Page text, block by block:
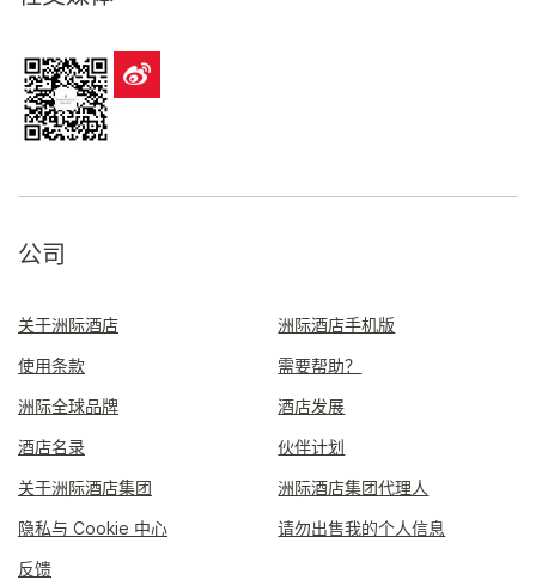
公司
关于洲际酒店
洲际酒店手机版
使用条款
需要帮助？
洲际全球品牌
酒店发展
酒店名录
伙伴计划
关于洲际酒店集团
洲际酒店集团代理人
隐私与 Cookie 中心
请勿出售我的个人信息
反馈